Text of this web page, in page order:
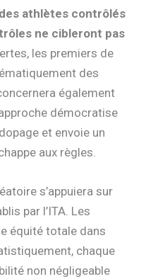
athlètes contrôlés
ne cibleront pas
les premiers de
des
également
démocratise
et envoie un
aux règles.
s’appuiera sur
par l’ITA. Les
équité totale dans
chaque
non négligeable